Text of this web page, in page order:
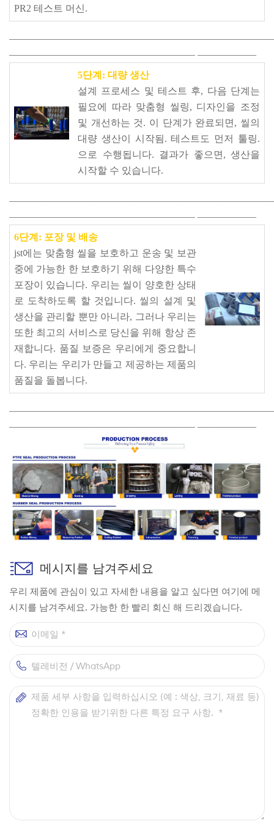
PR2 테스트 머신.
——————————————————— ——————
5단계: 대량 생산
설계 프로세스 및 테스트 후, 다음 단계는
필요에 따라 맞춤형 씰링, 디자인을 조정
및 개선하는 것. 이 단계가 완료되면, 씰의
대량 생산이 시작됨. 테스트도 먼저 툴링.
으로 수행됩니다. 결과가 좋으면, 생산을
시작할 수 있습니다.
——————————————————— ——————
6단계: 포장 및 배송
jst에는 맞춤형 씰을 보호하고 운송 및 보관
중에 가능한 한 보호하기 위해 다양한 특수
포장이 있습니다. 우리는 씰이 양호한 상태
로 도착하도록 할 것입니다. 씰의 설계 및
생산을 관리할 뿐만 아니라, 그러나 우리는
또한 최고의 서비스로 당신을 위해 항상 존
재합니다. 품질 보증은 우리에게 중요합니
다. 우리는 우리가 만들고 제공하는 제품의
품질을 돌봅니다.
——————————————————— ——————
메시지를 남겨주세요
우리 제품에 관심이 있고 자세한 내용을 알고 싶다면 여기에 메
시지를 남겨주세요. 가능한 한 빨리 회신 해 드리겠습니다.